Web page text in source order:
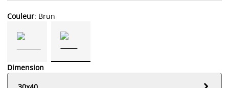
Couleur: Brun
Dimension